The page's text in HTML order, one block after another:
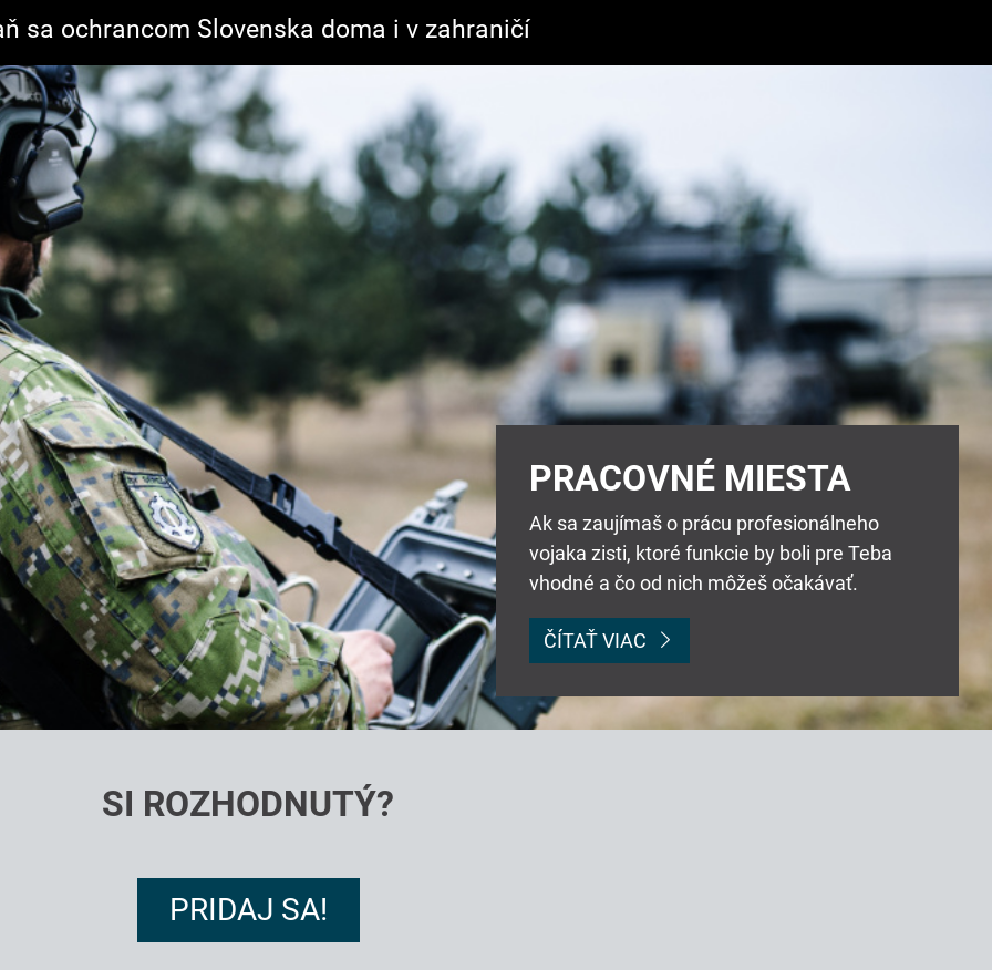
sa ochrancom Slovenska doma i v zahraničí
PRACOVNÉ MIESTA
Ak sa zaujímaš o prácu profesionálneho
vojaka zisti, ktoré funkcie by boli pre Teba
vhodné a čo od nich môžeš očakávať.
ČÍTAŤ VIAC
SI ROZHODNUTÝ?
PRIDAJ SA!